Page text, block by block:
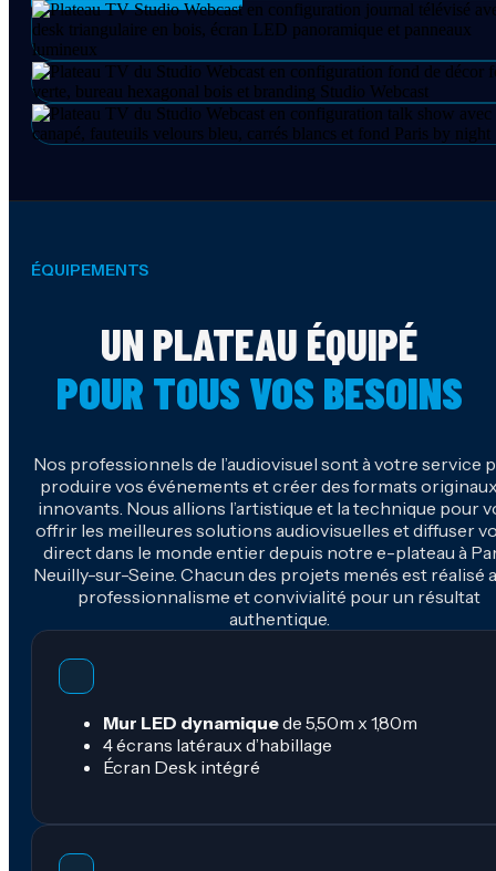
ÉQUIPEMENTS
UN PLATEAU ÉQUIPÉ
POUR TOUS VOS BESOINS
Nos professionnels de l’audiovisuel sont à votre service
produire vos événements et créer des formats
innovants. Nous allions l’artistique et la technique pour
offrir les meilleures solutions audiovisuelles et diffuser
direct dans le monde entier depuis notre e-plateau à
Neuilly-sur-Seine. Chacun des projets menés est réalisé
professionnalisme et convivialité pour un résultat
authentique.
Mur LED dynamiquede 5,50m x 1,80m
4 écrans latéraux d’habillage
Écran Desk intégré